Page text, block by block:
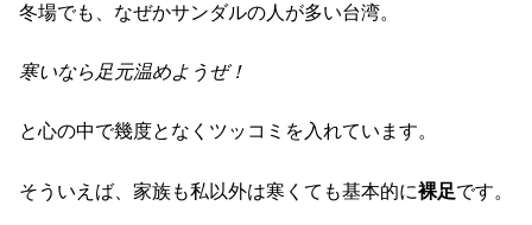
冬場でも、なぜかサンダルの人が多い台湾。
寒いなら足元温めようぜ！
と心の中で幾度となくツッコミを入れています。
そういえば、家族も私以外は寒くても基本的に裸足です。